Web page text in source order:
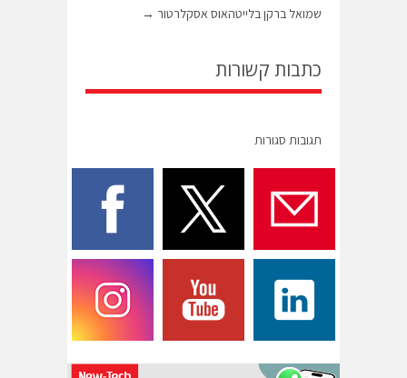
שמואל ברקן בלייטהאוס אסקלרטור →
כתבות קשורות
תגובות סגורות